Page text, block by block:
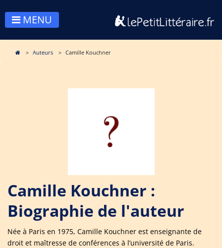
MENU
Auteurs Camille Kouchner
Camille Kouchner :
Biographie de l'auteur
Née à Paris en 1975, Camille Kouchner est enseignante de
droit et maîtresse de conférences à l’université de Paris.